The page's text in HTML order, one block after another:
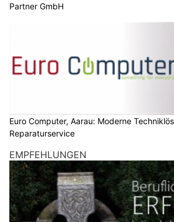
Partner GmbH
Euro Computer, Aarau: Moderne
Reparaturservice
EMPFEHLUNGEN